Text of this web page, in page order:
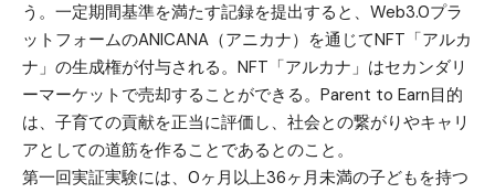
う。一定期間基準を満たす記録を提出すると、Web3.0プラ
ットフォームのANICANA（アニカナ）を通じてNFT「アルカ
ナ」の生成権が付与される。NFT「アルカナ」はセカンダリ
ーマーケットで売却することができる。Parent to Earn目的
は、子育ての貢献を正当に評価し、社会との繋がりやキャリ
アとしての道筋を作ることであるとのこと。
第一回実証実験には、0ヶ月以上36ヶ月未満の子どもを持つ